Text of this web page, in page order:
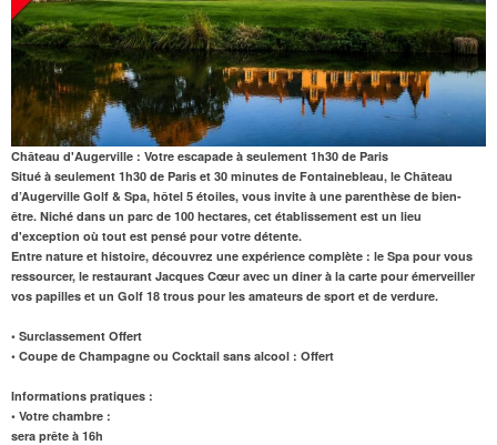
Château d'Augerville : Votre escapade à seulement 1h30 de Paris
Situé à seulement 1h30 de Paris et 30 minutes de Fontainebleau, le Château
d’Augerville Golf & Spa, hôtel 5 étoiles, vous invite à une parenthèse de bien-
être. Niché dans un parc de 100 hectares, cet établissement est un lieu
d'exception où tout est pensé pour votre détente.
Entre nature et histoire, découvrez une expérience complète : le Spa pour vous
ressourcer, le restaurant Jacques Cœur avec un diner à la carte pour émerveiller
vos papilles et un Golf 18 trous pour les amateurs de sport et de verdure.
• Surclassement Offert
• Coupe de Champagne ou Cocktail sans alcool : Offert
Informations pratiques :
• Votre chambre :
sera prête à 16h